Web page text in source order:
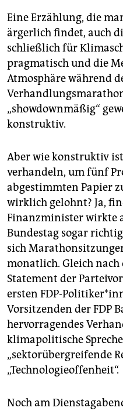
Eine Erzählung, die
ärgerlich findet, auch
schließlich für
pragmatisch und die
Atmosphäre während
„showdownmäßig“
konstruktiv.
Aber wie konstruktiv ist
verhandeln, um fünf
abgestimmten Papier
wirklich gelohnt? Ja,
Finanzminister wirkte
Bundestag sogar
sich
monatlich. Gleich nach
Statement der
ersten FDP-
Vorsitzenden der FDP
hervorragendes
klimapolitische
„sektorübergreifende
„Technologieoffenheit“.
Noch am